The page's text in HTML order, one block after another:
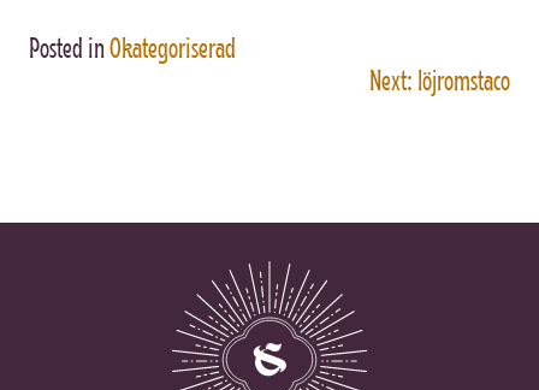
Posted inOkategoriserad
Next:löjromstaco